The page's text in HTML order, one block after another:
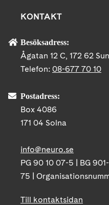
KONTAKT
Besöksadress:
Ågatan 12 C, 172 62
Telefon: 08-677 70 10
Postadress:
Box 4086
171 04 Solna
info@neuro.se
PG 90 10 07-5 | BG
75 |
Till kontaktsidan